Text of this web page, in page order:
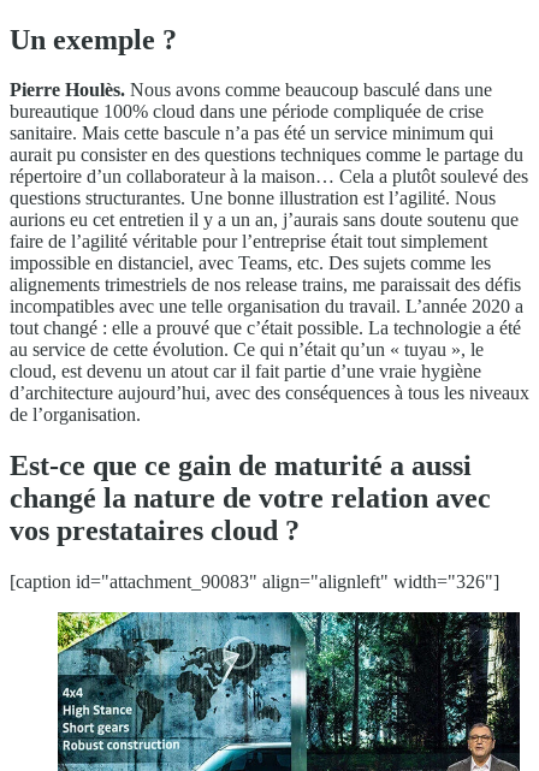
Un exemple ?
Pierre Houlès. Nous avons comme beaucoup basculé dans une
bureautique 100% cloud dans une période compliquée de crise
sanitaire. Mais cette bascule n’a pas été un service minimum qui
aurait pu consister en des questions techniques comme le partage du
répertoire d’un collaborateur à la maison… Cela a plutôt soulevé des
questions structurantes. Une bonne illustration est l’agilité. Nous
aurions eu cet entretien il y a un an, j’aurais sans doute soutenu que
faire de l’agilité véritable pour l’entreprise était tout simplement
impossible en distanciel, avec Teams, etc. Des sujets comme les
alignements trimestriels de nos release trains, me paraissait des défis
incompatibles avec une telle organisation du travail. L’année 2020 a
tout changé : elle a prouvé que c’était possible. La technologie a été
au service de cette évolution. Ce qui n’était qu’un « tuyau », le
cloud, est devenu un atout car il fait partie d’une vraie hygiène
d’architecture aujourd’hui, avec des conséquences à tous les niveaux
de l’organisation.
Est-ce que ce gain de maturité a aussi
changé la nature de votre relation avec
vos prestataires cloud ?
[caption id="attachment_90083" align="alignleft" width="326"]